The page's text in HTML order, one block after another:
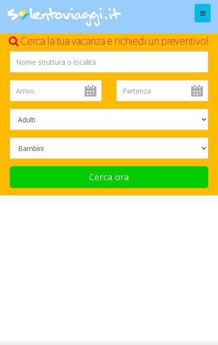
Menu
Cerca la tua vacanza e richiedi un preventivo!
Cerca ora